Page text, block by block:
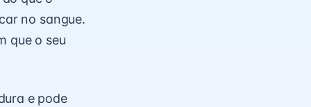
no sangue.
que o seu
e pode